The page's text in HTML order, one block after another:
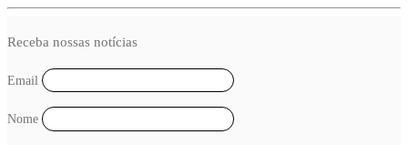
Receba nossas notícias
Email
Nome